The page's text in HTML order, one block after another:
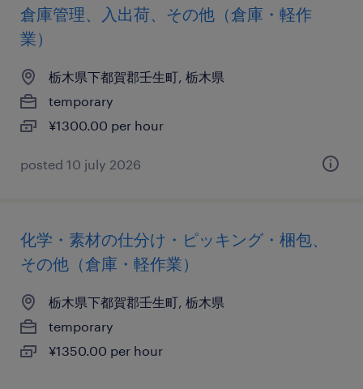
倉庫管理、入出荷、その他（倉庫・軽作
業）
栃木県下都賀郡壬生町, 栃木県
temporary
¥1300.00 per hour
posted 10 july 2026
化学・素材の仕分け・ピッキング・梱包、
その他（倉庫・軽作業）
栃木県下都賀郡壬生町, 栃木県
temporary
¥1350.00 per hour